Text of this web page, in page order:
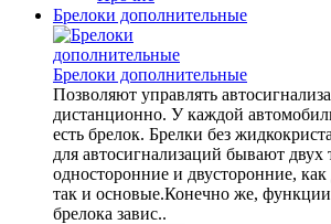
Брелоки дополнительные
Брелоки дополнительные
Позволяют управлять
дистанционно. У каждой
есть брелок. Брелки без
для автосигнализаций бывают двух
односторонние и двусторонние,
так и основые.Конечно же,
брелока завис..